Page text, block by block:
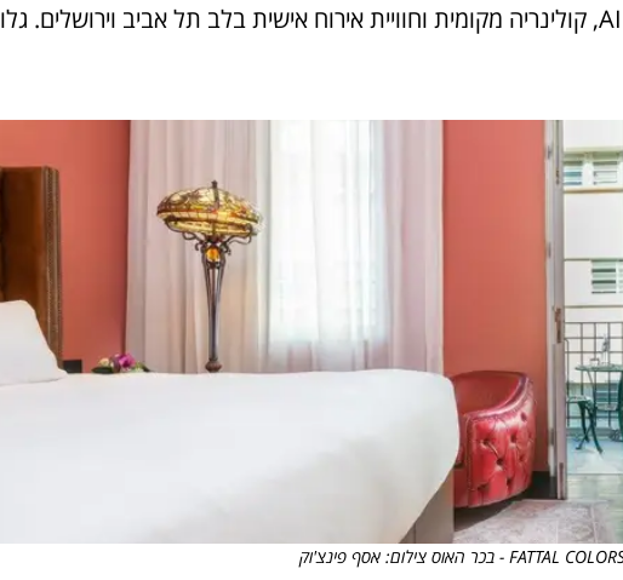
קולקציית מלונות בוטיק אורבנית המשלבת עיצוב AI, קולינריה מקומית וחוויית אירוח אישית בלב תל אביב וירושלים. גלו